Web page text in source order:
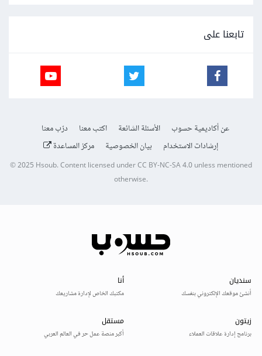
تابعنا على
عن أكاديمية حسوب الأسئلة الشائعة اكتب معنا
درّب معنا
إرشادات الاستخدام
بيان الخصوصية مركز المساعدة
© 2025Hsoub.Content licensed underCC BY-NC-SA 4.0unless mentioned
otherwise.